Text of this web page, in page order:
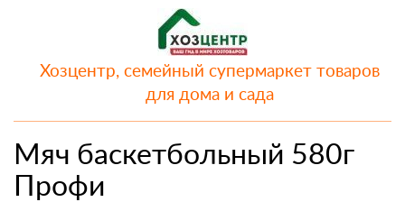
Хозцентр, семейный супермаркет товаров
для дома и сада
Мяч баскетбольный 580г
Профи